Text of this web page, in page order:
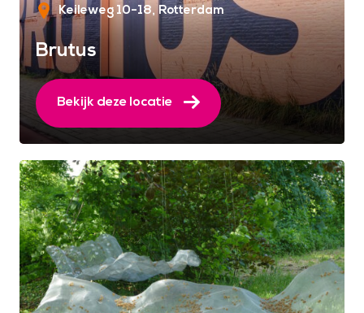
Keileweg 10-18 Rotterdam
Brutus
Bekijk deze locatie